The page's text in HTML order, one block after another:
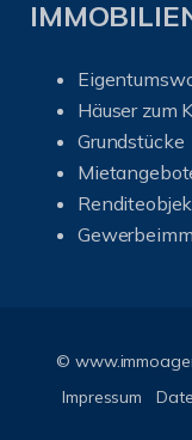
Häuser zum
Grundstücke
©
Impressum